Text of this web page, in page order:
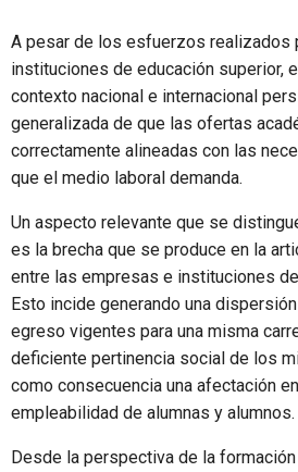
A pesar de los esfuerzos realizados
instituciones de educación superior,
contexto nacional e internacional
generalizada de que las ofertas
correctamente alineadas con las
que el medio laboral demanda.
Un aspecto relevante que se
es la brecha que se produce en la
entre las empresas e instituciones
Esto incide generando una
egreso vigentes para una misma
deficiente pertinencia social de los
como consecuencia una afectación
empleabilidad de alumnas y alumnos.
Desde la perspectiva de la